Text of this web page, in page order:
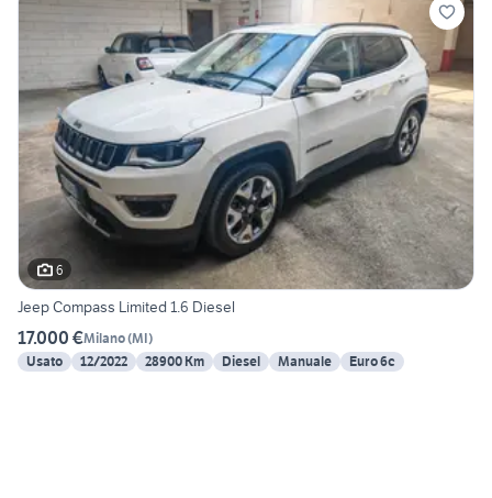
6
Jeep Compass Limited 1.6 Diesel
17.000 €Milano(MI)
Usato
12/2022 28900 Km Diesel Manuale Euro 6c